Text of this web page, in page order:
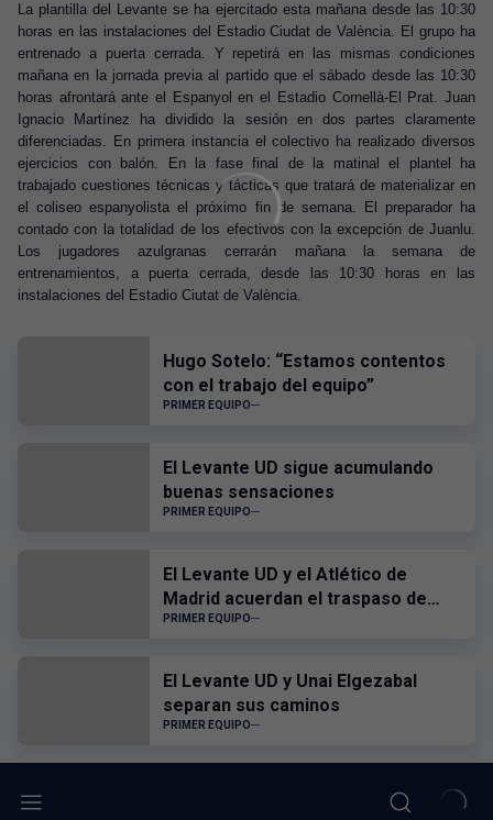
La plantilla del Levante se ha ejercitado esta mañana desde las 10:30
horas en las instalaciones del Estadio Ciudat de València. El grupo ha
entrenado a puerta cerrada. Y repetirá en las mismas condiciones
mañana en la jornada previa al partido que el sábado desde las 10:30
horas afrontará ante el Espanyol en el Estadio Cornellà-El Prat. Juan
Ignacio Martínez ha dividido la sesión en dos partes claramente
diferenciadas. En primera instancia el colectivo ha realizado diversos
ejercicios con balón. En la fase final de la matinal el plantel ha
trabajado cuestiones técnicas y tácticas que tratará de materializar en
el coliseo espanyolista el próximo fin de semana. El preparador ha
contado con la totalidad de los efectivos con la excepción de Juanlu.
Los jugadores azulgranas cerrarán mañana la semana de
entrenamientos, a puerta cerrada, desde las 10:30 horas en las
instalaciones del Estadio Ciutat de València.
Hugo Sotelo: “Estamos contentos
con el trabajo del equipo”
PRIMER EQUIPO
El Levante UD sigue acumulando
buenas sensaciones
PRIMER EQUIPO
El Levante UD y el Atlético de
Madrid acuerdan el traspaso de
Edgar Alcañiz
PRIMER EQUIPO
El Levante UD y Unai Elgezabal
separan sus caminos
PRIMER EQUIPO